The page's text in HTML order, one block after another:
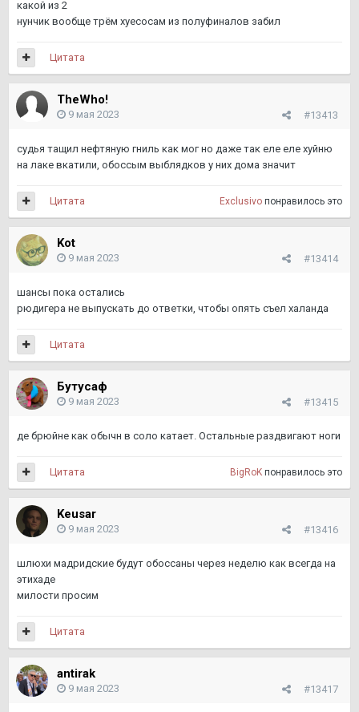
какой из 2
нунчик вообще трём хуесосам из полуфиналов забил
Цитата
TheWho!
#13413
9 мая 2023
судья тащил нефтяную гниль как мог но даже так еле еле хуйню
на лаке вкатили, обоссым выблядков у них дома значит
Exclusivo понравилось это
Цитата
Kot
#13414
9 мая 2023
шансы пока остались
рюдигера не выпускать до ответки, чтобы опять съел халанда
Цитата
Бутусаф
#13415
9 мая 2023
де брюйне как обычн в соло катает. Остальные раздвигают ноги
BigRoK понравилось это
Цитата
Keusar
#13416
9 мая 2023
шлюхи мадридские будут обоссаны через неделю как всегда на
этихаде
милости просим
Цитата
antirak
#13417
9 мая 2023